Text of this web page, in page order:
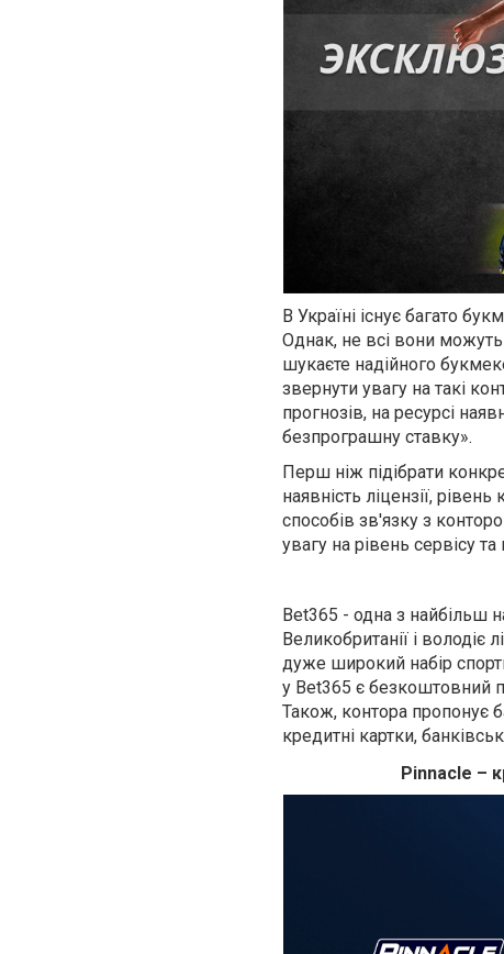
В Україні існує багато
Однак, не всі вони
шукаєте надійного
звернути увагу на такі
прогнозів, на ресурсі
безпрограшну ставку».
Перш ніж підібрати
наявність ліцензії,
способів зв'язку з
увагу на рівень сервісу
Bet365 - одна з найбільш
Великобританії і володіє
дуже широкий набір
у Bet365 є безкоштовний
Також, контора пропонує
кредитні картки,
Pinnacle –